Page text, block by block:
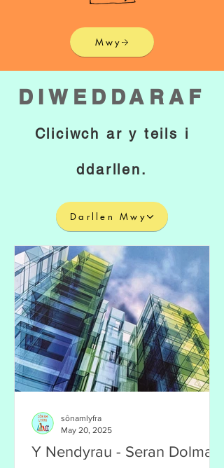
Mwy
DIWEDDARAF
Cliciwch ar y teils i
ddarllen.
Darllen Mwy
Y Nendyrau - Seran Dolma
sônamlyfra
May 20, 2025